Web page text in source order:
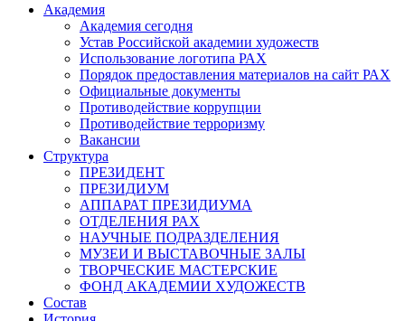
Академия
Академия сегодня
Устав Российской академии художеств
Использование логотипа РАХ
Порядок предоставления материалов на сайт РАХ
Официальные документы
Противодействие коррупции
Противодействие терроризму
Вакансии
Структура
ПРЕЗИДЕНТ
ПРЕЗИДИУМ
АППАРАТ ПРЕЗИДИУМА
ОТДЕЛЕНИЯ РАХ
НАУЧНЫЕ ПОДРАЗДЕЛЕНИЯ
МУЗЕИ И ВЫСТАВОЧНЫЕ ЗАЛЫ
ТВОРЧЕСКИЕ МАСТЕРСКИЕ
ФОНД АКАДЕМИИ ХУДОЖЕСТВ
Состав